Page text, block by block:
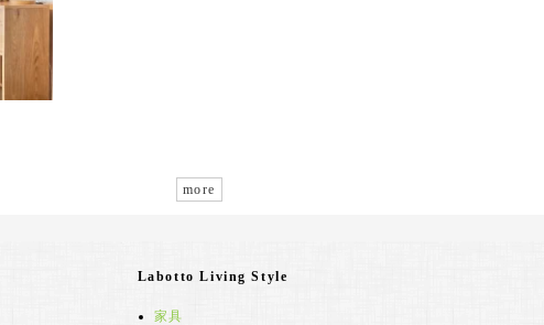
more
Labotto Living Style
家具